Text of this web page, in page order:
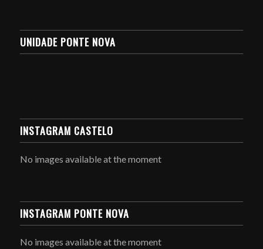
UNIDADE PONTE NOVA
INSTAGRAM CASTELO
No images available at the moment
INSTAGRAM PONTE NOVA
No images available at the moment